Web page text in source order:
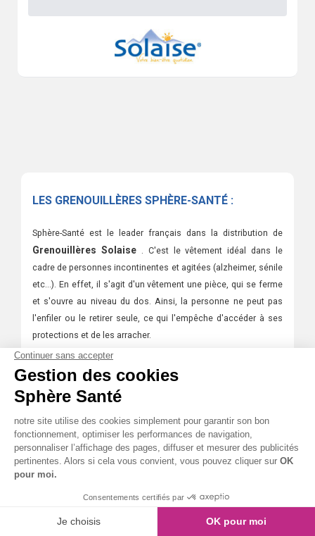
LES GRENOUILLÈRES SPHÈRE-SANTÉ :
Sphère-Santé est le leader français dans la distribution de
Grenouillères Solaise . C'est le vêtement idéal dans le
cadre de personnes incontinentes et agitées (alzheimer, sénile
etc...). En effet, il s'agit d'un vêtement une pièce, qui se ferme
et s'ouvre au niveau du dos. Ainsi, la personne ne peut pas
l'enfiler ou le retirer seule, ce qui l'empêche d'accéder à ses
protections et de les arracher.
comprendre et bien choisir:
Le guide pratique de la grenouillère
Pour qui sont-elles utiles ?
Quand les mettre ?
Toutesnos Grenouillères Solaise sont fabriquées en